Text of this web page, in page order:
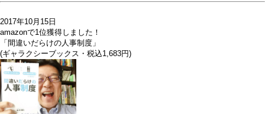
2017年10月15日
amazonで1位獲得しました！
「間違いだらけの人事制度」
(ギャラクシーブックス・税込1,683円)